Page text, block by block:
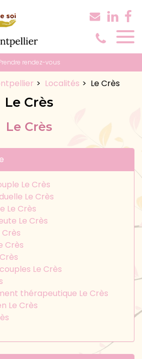
rendez-vous
Localités Le Crès
Le Crès
Le Crès
Le Crès
Le Crès
Le Crès
Le Crès
Crès
Le Crès
thérapeutique Le Crès
Le Crès
cookies